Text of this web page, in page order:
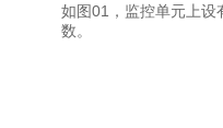
如 图 01 ，监控单元上
数。